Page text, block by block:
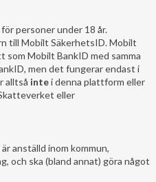
personer under 18 år.
till Mobilt SäkerhetsID. Mobilt
som Mobilt BankID med samma
men det fungerar endast i
alltså intei denna plattform eller
eller
anställd inom kommun,
och ska (bland annat) göra något